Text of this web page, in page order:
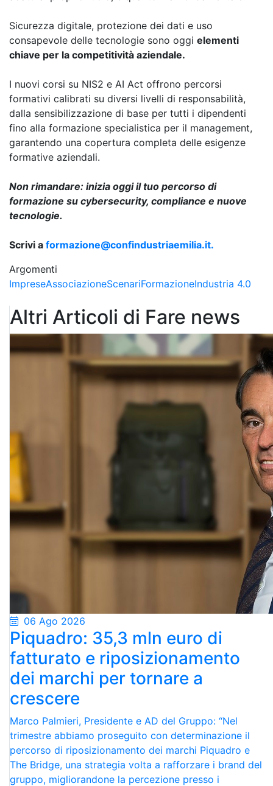
Sicurezza digitale, protezione dei dati e uso
consapevole delle tecnologie sono oggi elementi
chiave per la competitività aziendale.
I nuovi corsi su NIS2 e AI Act offrono percorsi
formativi calibrati su diversi livelli di responsabilità,
dalla sensibilizzazione di base per tutti i dipendenti
fino alla formazione specialistica per il management,
garantendo una copertura completa delle esigenze
formative aziendali.
Non rimandare: inizia oggi il tuo percorso di
formazione su cybersecurity, compliance e nuove
tecnologie.
Scrivi a formazione@confindustriaemilia.it.
Argomenti
ImpreseAssociazioneScenariFormazioneIndustria 4.0
Altri Articoli di Fare news
06 Ago 2026
Piquadro: 35,3 mln euro di
fatturato e riposizionamento
dei marchi per tornare a
crescere
Marco Palmieri, Presidente e AD del Gruppo: “Nel
trimestre abbiamo proseguito con determinazione il
percorso di riposizionamento dei marchi Piquadro e
The Bridge, una strategia volta a rafforzare i brand del
gruppo, migliorandone la percezione presso i